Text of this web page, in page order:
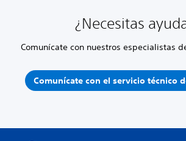
¿Necesitas
Comunícate con nuestros especialistas
Comunícate con el servicio técnico